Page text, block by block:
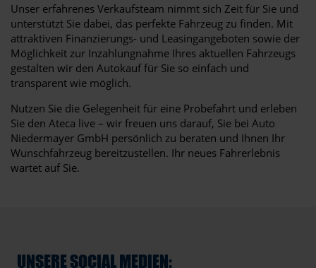
Unser erfahrenes Verkaufsteam nimmt sich Zeit für Sie und
unterstützt Sie dabei, das perfekte Fahrzeug zu finden. Mit
attraktiven Finanzierungs- und Leasingangeboten sowie der
Möglichkeit zur Inzahlungnahme Ihres aktuellen Fahrzeugs
gestalten wir den Autokauf für Sie so einfach und
transparent wie möglich.
Nutzen Sie die Gelegenheit für eine Probefahrt und erleben
Sie den Ateca live – wir freuen uns darauf, Sie bei Auto
Niedermayer GmbH persönlich zu beraten und Ihnen Ihr
Wunschfahrzeug bereitzustellen. Ihr neues Fahrerlebnis
wartet auf Sie.
UNSERE SOCIAL MEDIEN: